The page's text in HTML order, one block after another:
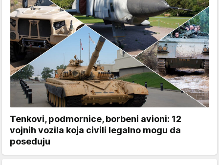
Tenkovi, podmornice, borbeni avioni: 12
vojnih vozila koja civili legalno mogu da
poseduju